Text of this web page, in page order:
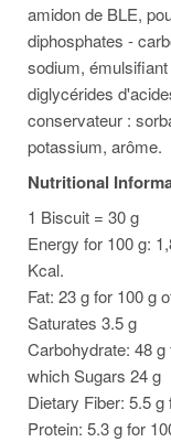
amidon de BLE,
diphosphates -
sodium,
diglycérides
conservateur :
potassium, arôme.
Nutritional
1 Biscuit = 30 g
Energy for 100 g:
Kcal.
Fat: 23 g for 100 g
Saturates 3.5 g
Carbohydrate: 48 g
which Sugars 24 g
Dietary Fiber: 5.5 g
Protein: 5.3 g for